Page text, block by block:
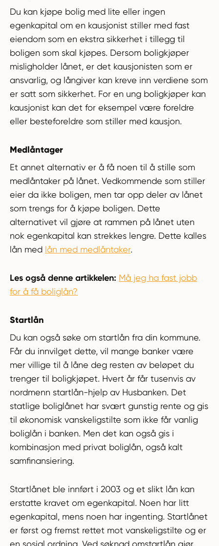
Du kan kjøpe bolig med lite eller ingen
egenkapital om en kausjonist stiller med fast
eiendom som en ekstra sikkerhet i tillegg til
boligen som skal kjøpes. Dersom boligkjøper
misligholder lånet, er det kausjonisten som er
ansvarlig, og långiver kan kreve inn verdiene som
er satt som sikkerhet. For en ung boligkjøper kan
kausjonist kan det for eksempel være foreldre
eller besteforeldre som stiller med kausjon.
Medlåntager
Et annet alternativ er å få noen til å stille som
medlåntaker på lånet. Vedkommende som stiller
eier da ikke boligen, men tar opp deler av lånet
som trengs for å kjøpe boligen. Dette
alternativet vil gjøre at rammen på lånet uten
nok egenkapital kan strekkes lengre. Dette kalles
lån med lån med medlåntaker.
Les også denne artikkelen: Må jeg ha fast jobb
for å få boliglån?
Startlån
Du kan også søke om startlån fra din kommune.
Får du innvilget dette, vil mange banker være
mer villige til å låne deg resten av beløpet du
trenger til boligkjøpet. Hvert år får tusenvis av
nordmenn startlån-hjelp av Husbanken. Det
statlige boliglånet har svært gunstig rente og gis
til økonomisk vanskeligstilte som ikke får vanlig
boliglån i banken. Men det kan også gis i
kombinasjon med privat boliglån, også kalt
samfinansiering.
Startlånet ble innført i 2003 og et slikt lån kan
erstatte kravet om egenkapital. Noen har litt
egenkapital, mens noen har ingenting. Startlånet
er først og fremst rettet mot vanskeligstilte og er
en sosial ordning. Ved søknad omstartlån gjør